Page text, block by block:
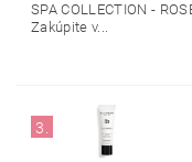
SPA COLLECTION -
Zakúpite v...
3.